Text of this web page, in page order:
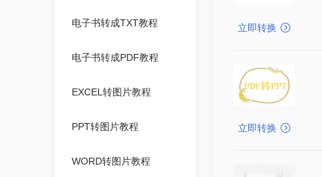
电子书转成TXT教程
电子书转成PDF教程
EXCEL转图片教程
PPT转图片教程
WORD转图片教程
立即转换
立即转换